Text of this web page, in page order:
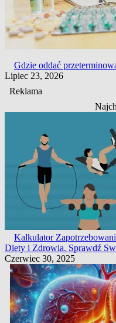
Gdzie oddać
Lipiec 23, 2026
Reklama
Kalkulator
Diety i Zdrowia. Sprawdź
Czerwiec 30, 2025